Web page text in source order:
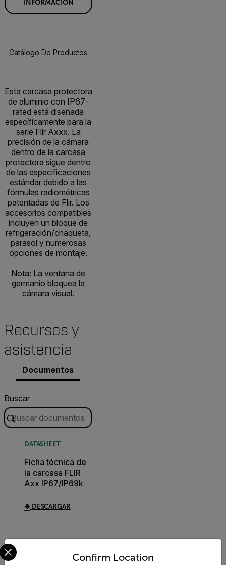
INFORMACIÓN
Catálogo De Productos
Esta carcasa protectora
de aluminio con IP67-
rated está diseñada
específicamente para la
serie Flir Axxx. La
precisión de la cámara
dentro de la carcasa
protectora sigue dentro
de las especificaciones
estándar debido a las
fórmulas radiométricas
patentadas de Flir. Los
accesorios compatibles
incluyen un bloque de
refrigeración/chaqueta,
parasol y numerosas
opciones de montaje.
Nota: La ventana de
germanio bloquea la
cámara visual.
Recursos y
asistencia
Documentos
Buscar
DATASHEET
Ficha técnica de
la carcasa FLIR
Axx IP67/IP69k
DESCARGAR
Confirm Location
Select your preferred country and language from the